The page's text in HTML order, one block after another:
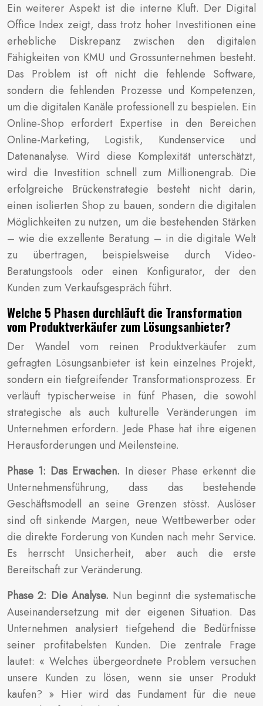
Ein weiterer Aspekt ist die interne Kluft. Der Digital
Office Index zeigt, dass trotz hoher Investitionen eine
erhebliche Diskrepanz zwischen den digitalen
Fähigkeiten von KMU und Grossunternehmen besteht.
Das Problem ist oft nicht die fehlende Software,
sondern die fehlenden Prozesse und Kompetenzen,
um die digitalen Kanäle professionell zu bespielen. Ein
Online-Shop erfordert Expertise in den Bereichen
Online-Marketing, Logistik, Kundenservice und
Datenanalyse. Wird diese Komplexität unterschätzt,
wird die Investition schnell zum Millionengrab. Die
erfolgreiche Brückenstrategie besteht nicht darin,
einen isolierten Shop zu bauen, sondern die digitalen
Möglichkeiten zu nutzen, um die bestehenden Stärken
– wie die exzellente Beratung – in die digitale Welt
zu übertragen, beispielsweise durch Video-
Beratungstools oder einen Konfigurator, der den
Kunden zum Verkaufsgespräch führt.
Welche 5 Phasen durchläuft die Transformation
vom Produktverkäufer zum Lösungsanbieter?
Der Wandel vom reinen Produktverkäufer zum
gefragten Lösungsanbieter ist kein einzelnes Projekt,
sondern ein tiefgreifender Transformationsprozess. Er
verläuft typischerweise in fünf Phasen, die sowohl
strategische als auch kulturelle Veränderungen im
Unternehmen erfordern. Jede Phase hat ihre eigenen
Herausforderungen und Meilensteine.
Phase 1: Das Erwachen. In dieser Phase erkennt die
Unternehmensführung, dass das bestehende
Geschäftsmodell an seine Grenzen stösst. Auslöser
sind oft sinkende Margen, neue Wettbewerber oder
die direkte Forderung von Kunden nach mehr Service.
Es herrscht Unsicherheit, aber auch die erste
Bereitschaft zur Veränderung.
Phase 2: Die Analyse. Nun beginnt die systematische
Auseinandersetzung mit der eigenen Situation. Das
Unternehmen analysiert tiefgehend die Bedürfnisse
seiner profitabelsten Kunden. Die zentrale Frage
lautet: « Welches übergeordnete Problem versuchen
unsere Kunden zu lösen, wenn sie unser Produkt
kaufen? » Hier wird das Fundament für die neue